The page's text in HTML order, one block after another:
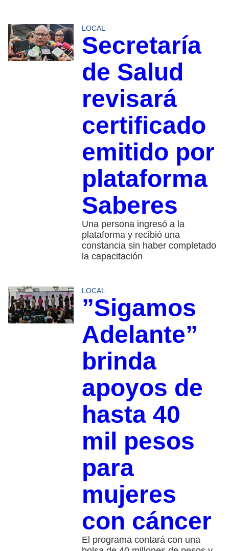
LOCAL
Secretaría
de Salud
revisará
certificado
emitido por
plataforma
Saberes
Una persona ingresó a la
plataforma y recibió una
constancia sin haber completado
la capacitación
LOCAL
”Sigamos
Adelante”
brinda
apoyos de
hasta 40
mil pesos
para
mujeres
con cáncer
El programa contará con una